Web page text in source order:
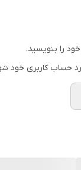
را بنویسید.
حساب کاربری خود